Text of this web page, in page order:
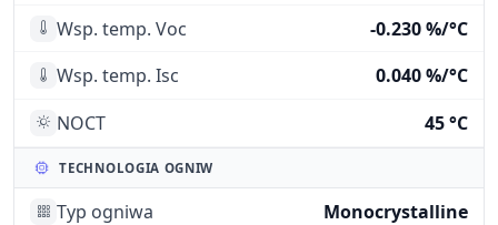
Wsp. temp. Voc
-0.230 %/°C
Wsp. temp. Isc
0.040 %/°C
NOCT
45 °C
TECHNOLOGIA OGNIW
Typ ogniwa
Monocrystalline